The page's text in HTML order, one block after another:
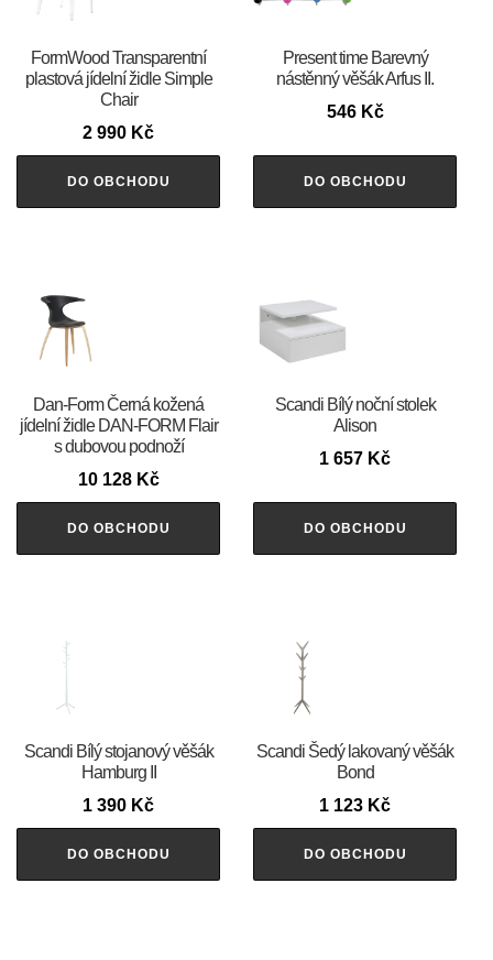
FormWood Transparentní
plastová jídelní židle Simple
Chair
2 990 Kč
DO OBCHODU
Present time Barevný
nástěnný věšák Arfus II.
546 Kč
DO OBCHODU
​​​​​Dan-Form Černá kožená
jídelní židle DAN-FORM Flair
s dubovou podnoží
10 128 Kč
DO OBCHODU
Scandi Bílý noční stolek
Alison
1 657 Kč
DO OBCHODU
Scandi Bílý stojanový věšák
Hamburg II
1 390 Kč
DO OBCHODU
Scandi Šedý lakovaný věšák
Bond
1 123 Kč
DO OBCHODU